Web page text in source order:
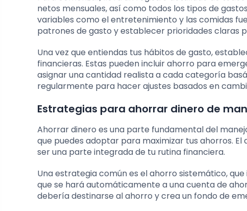
netos mensuales, así como todos los tipos de
variables como el entretenimiento y las comidas
patrones de gasto y establecer prioridades claras
Una vez que entiendas tus hábitos de gasto,
financieras. Estas pueden incluir ahorro para
asignar una cantidad realista a cada categoría
regularmente para hacer ajustes basados en
Estrategias para ahorrar dinero de
Ahorrar dinero es una parte fundamental del
que puedes adoptar para maximizar tus ahorros.
ser una parte integrada de tu rutina financiera.
Una estrategia común es el ahorro sistemático,
que se hará automáticamente a una cuenta de
debería destinarse al ahorro y crea un fondo de